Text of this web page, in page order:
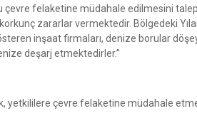
çevre felaketine müdahale edilmesini
zararlar vermektedir. Bölgedeki
inşaat firmaları, denize borular
deşarj etmektedirler.”
yetkililere çevre felaketine müdahale